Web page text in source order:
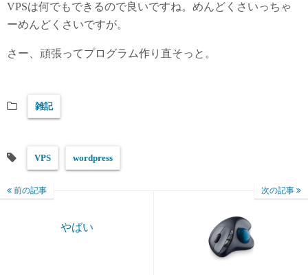
VPSは何でもできるので良いですね。めんどくさいっちゃ
ーめんどくさいですが。
さー、頑張ってプログラム作り直そっと。
雑記
VPS wordpress
前の記事
やばい
次の記事